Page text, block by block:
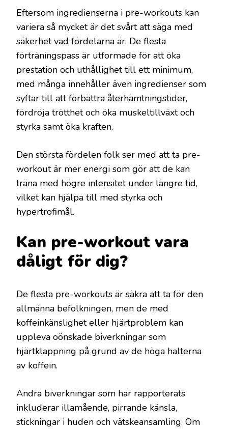
Eftersom ingredienserna i pre-workouts kan
variera så mycket är det svårt att säga med
säkerhet vad fördelarna är. De flesta
förträningspass är utformade för att öka
prestation och uthållighet till ett minimum,
med många innehåller även ingredienser som
syftar till att förbättra återhämtningstider,
fördröja trötthet och öka muskeltillväxt och
styrka samt öka kraften.
Den största fördelen folk ser med att ta pre-
workout är mer energi som gör att de kan
träna med högre intensitet under längre tid,
vilket kan hjälpa till med styrka och
hypertrofimål.
Kan pre-workout vara
dåligt för dig?
De flesta pre-workouts är säkra att ta för den
allmänna befolkningen, men de med
koffeinkänslighet eller hjärtproblem kan
uppleva oönskade biverkningar som
hjärtklappning på grund av de höga halterna
av koffein.
Andra biverkningar som har rapporterats
inkluderar illamående, pirrande känsla,
stickningar i huden och vätskeansamling. Om